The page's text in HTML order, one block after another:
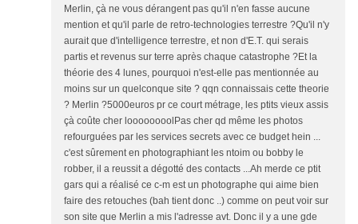
Merlin, çà ne vous dérangent pas qu'il n'en fasse aucune
mention et qu'il parle de retro-technologies terrestre ?Qu'il n'y
aurait que d'intelligence terrestre, et non d'E.T. qui serais
partis et revenus sur terre après chaque catastrophe ?Et la
théorie des 4 lunes, pourquoi n'est-elle pas mentionnée au
moins sur un quelconque site ? qqn connaissais cette theorie
? Merlin ?5000euros pr ce court métrage, les ptits vieux assis
çà coûte cher loooooooolPas cher qd même les photos
refourguées par les services secrets avec ce budget hein ...
c'est sûrement en photographiant les ntoim ou bobby le
robber, il a reussit a dégotté des contacts ...Ah merde ce ptit
gars qui a réalisé ce c-m est un photographe qui aime bien
faire des retouches (bah tient donc ..) comme on peut voir sur
son site que Merlin a mis l'adresse avt. Donc il y a une gde